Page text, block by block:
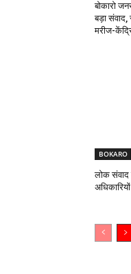
बोकारो
बड़ा
मरीज-
BOKARO
लोक संवाद